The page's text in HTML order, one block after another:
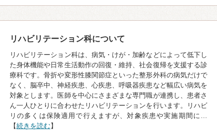
リハビリテーション科について
リハビリテーション科は、病気・けが・加齢などによって低下し
た身体機能や日常生活動作の回復・維持、社会復帰を支援する診
療科です。骨折や変形性膝関節症といった整形外科の病気だけで
なく、脳卒中、神経疾患、心疾患、呼吸器疾患など幅広い病気を
対象とします。医師を中心にさまざまな専門職が連携し、患者さ
ん一人ひとりに合わせたリハビリテーションを行います。リハビ
リの多くは保険適用で行えますが、対象疾患や実施期間に…
【続きを読む】